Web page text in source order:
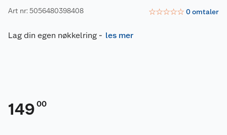
Art nr: 5056480398408 ☆☆☆☆☆ 0omtaler
Lag din egen nøkkelring - les mer
149 00